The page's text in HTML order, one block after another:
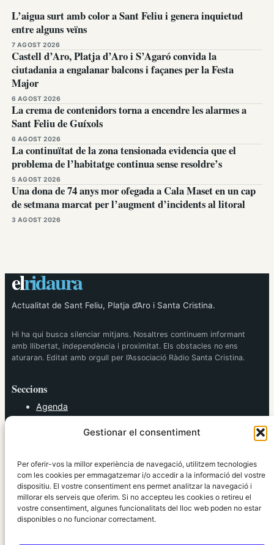
Gestionar el consentiment
Per oferir-vos la millor experiència de navegació, utilitzem tecnologies
com les cookies per emmagatzemar i/o accedir a la informació del vostre
dispositiu. El vostre consentiment ens permet analitzar la navegació i
millorar els serveis que oferim. Si no accepteu les cookies o retireu el
vostre consentiment, algunes funcionalitats del lloc web poden no estar
disponibles o no funcionar correctament.
L’aigua surt amb color a Sant Feliu i genera inquietud
entre alguns veïns
7 AGOST 2026
Castell d’Aro, Platja d’Aro i S’Agaró convida la
ciutadania a engalanar balcons i façanes per la Festa
Major
6 AGOST 2026
La crema de contenidors torna a encendre les alarmes a
Sant Feliu de Guíxols
6 AGOST 2026
La continuïtat de la zona tensionada evidencia que el
problema de l’habitatge continua sense resoldre’s
5 AGOST 2026
Una dona de 74 anys mor ofegada a Cala Maset en un cap
de setmana marcat per l’augment d’incidents al litoral
3 AGOST 2026
elridaura
Actualitat de Sant Feliu, Platja d’Aro i Santa Cristina.
Hi ha qui busca silenciar mitjans. Nosaltres continuem informant
amb llibertat, independència i proximitat. Els obstacles no ens
aturaran. Editat amb orgull per l’Associació Ràdio Santa Cristina.
Seccions
Agenda
Política
Societat
Tendències
elRidaura.com